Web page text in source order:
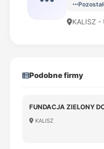
KALISZ -
Podobne firmy
FUNDACJA ZIELONY
KALISZ